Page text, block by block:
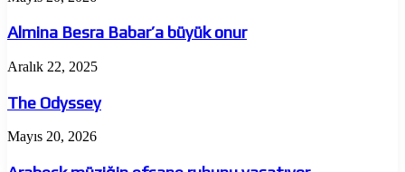
Babar’a
büyük
onur
Almina Besra Babar’a büyük onur
The
Aralık 22, 2025
The Odyssey
Arabesk
efsane
Mayıs 20, 2026